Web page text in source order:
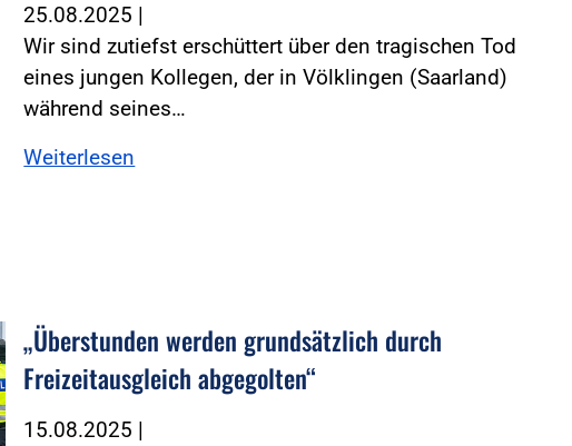
25.08.2025 |
Wir sind zutiefst erschüttert über den tragischen Tod
eines jungen Kollegen, der in Völklingen (Saarland)
während seines…
Weiterlesen
„Überstunden werden grundsätzlich durch
Freizeitausgleich abgegolten“
15.08.2025 |